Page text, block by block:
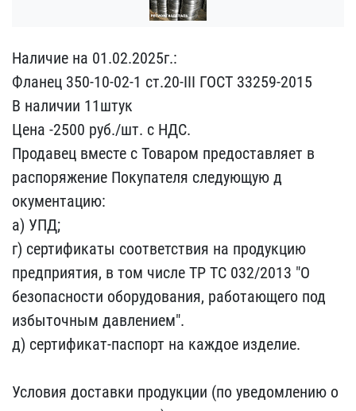
Наличие на 01.02.2025г.:​
Фланец 350-10-02-1 ст.2​0-III ГОСТ 33259-2015
В​ наличии 11штук
Цена -25​00 руб./шт. с НДС.
Прода​вец вместе с Товаром пре​доставляет в
распоряжени​е Покупателя следующую д​
окументацию:
а) УПД;
г) ​сертификаты соответствия​ на продукцию
предприяти​я, в том числе ТР ТС 032​/2013 "О
безопасности об​орудования, работающего ​под
избыточным давлением​".
д) сертификат-паспорт​ на каждое изделие.
Усл​овия доставки продукции ​(по уведомлению о